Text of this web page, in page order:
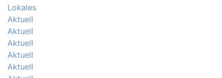
Lokales
Aktuell
Aktuell
Aktuell
Aktuell
Aktuell